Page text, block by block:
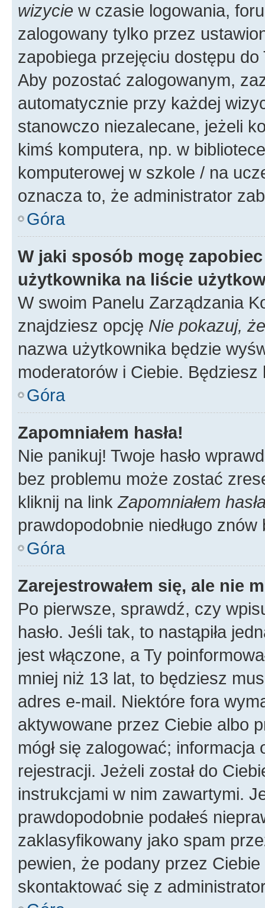
wizycie w czasie logowania,
zalogowany tylko przez
zapobiega przejęciu dostępu
Aby pozostać zalogowanym,
automatycznie przy każdej
stanowczo niezalecane, jeżeli
kimś komputera, np. w
komputerowej w szkole / na
oznacza to, że administrator
Góra
W jaki sposób mogę
użytkownika na liście
W swoim Panelu Zarządzania
znajdziesz opcję Nie pokazuj,
nazwa użytkownika będzie
moderatorów i Ciebie.
Góra
Zapomniałem hasła!
Nie panikuj! Twoje hasło
bez problemu może zostać
kliknij na linkZapomniałem
prawdopodobnie niedługo
Góra
Zarejestrowałem się, ale nie
Po pierwsze, sprawdź, czy
hasło. Jeśli tak, to nastąpiła
jest włączone, a Ty
mniej niż 13 lat, to będziesz
adres e-mail. Niektóre fora
aktywowane przez Ciebie albo
mógł się zalogować;
rejestracji. Jeżeli został do
instrukcjami w nim zawartymi.
prawdopodobnie podałeś
zaklasyfikowany jako spam
pewien, że podany przez
skontaktować się z